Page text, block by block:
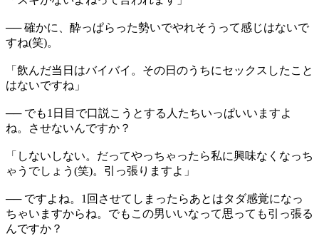
── 確かに、酔っぱらった勢いでやれそうって感じはないで
すね(笑)。
「飲んだ当日はバイバイ。その日のうちにセックスしたこと
はないですね」
── でも1日目で口説こうとする人たちいっぱいいますよ
ね。させないんですか？
「しないしない。だってやっちゃったら私に興味なくなっち
ゃうでしょう(笑)。引っ張りますよ」
── ですよね。1回させてしまったらあとはタダ感覚になっ
ちゃいますからね。でもこの男いいなって思っても引っ張る
んですか？